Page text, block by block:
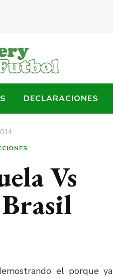
DECLARACIONES
Vs
el porque ya